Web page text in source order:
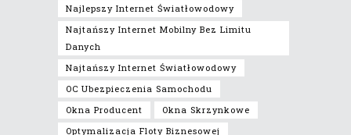
Najlepszy Internet Światłowodowy
Najtańszy Internet Mobilny Bez Limitu
Danych
Najtańszy Internet Światłowodowy
OC Ubezpieczenia Samochodu
Okna Producent
Okna Skrzynkowe
Optymalizacja Floty Biznesowej